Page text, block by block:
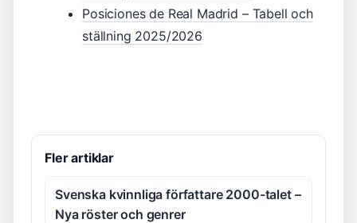
Posiciones de Real Madrid – Tabell och
ställning 2025/2026
Fler artiklar
Svenska kvinnliga författare 2000-talet –
Nya röster och genrer